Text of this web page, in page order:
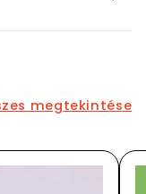
megtekintése